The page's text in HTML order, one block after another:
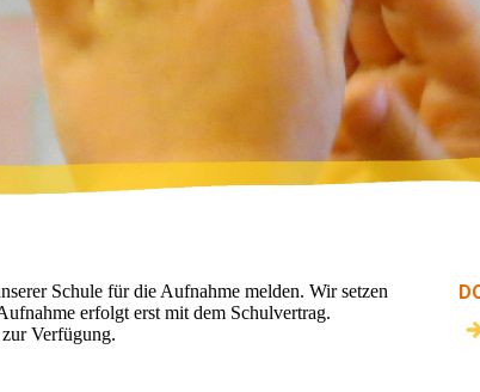
Schule für die Aufnahme melden. Wir setzen
erfolgt erst mit dem Schulvertrag.
Verfügung.